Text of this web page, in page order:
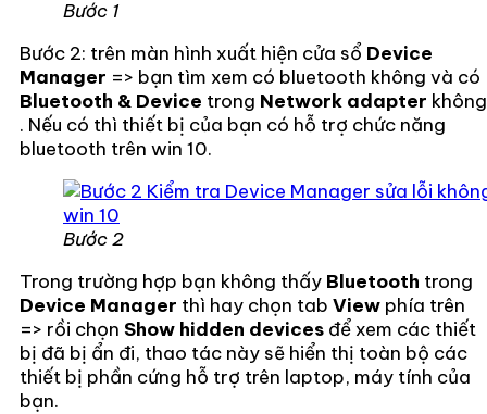
Bước 1
Bước 2: trên màn hình xuất hiện cửa sổ Device
Manager => bạn tìm xem có bluetooth không và có
Bluetooth & Device trong Network adapter không
. Nếu có thì thiết bị của bạn có hỗ trợ chức năng
bluetooth trên win 10.
Bước 2
Trong trường hợp bạn không thấy Bluetooth trong
Device Manager thì hay chọn tab View phía trên
=> rồi chọn Show hidden devices để xem các thiết
bị đã bị ẩn đi, thao tác này sẽ hiển thị toàn bộ các
thiết bị phần cứng hỗ trợ trên laptop, máy tính của
bạn.